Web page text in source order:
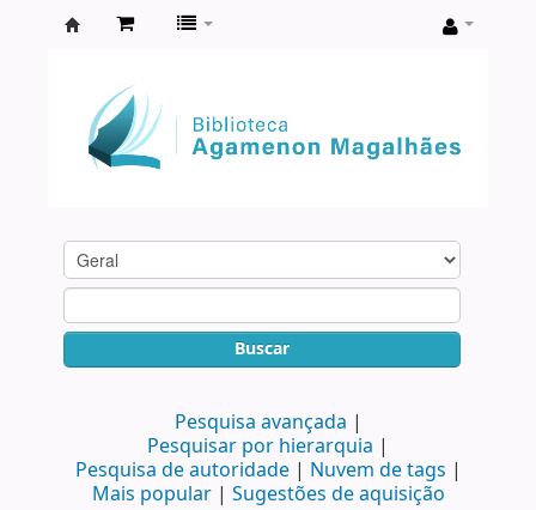
Agamenon
Magalhães
Buscar
Pesquisa avançada
Pesquisar por hierarquia
Pesquisa de autoridade
Nuvem de tags
Mais popular
Sugestões de aquisição